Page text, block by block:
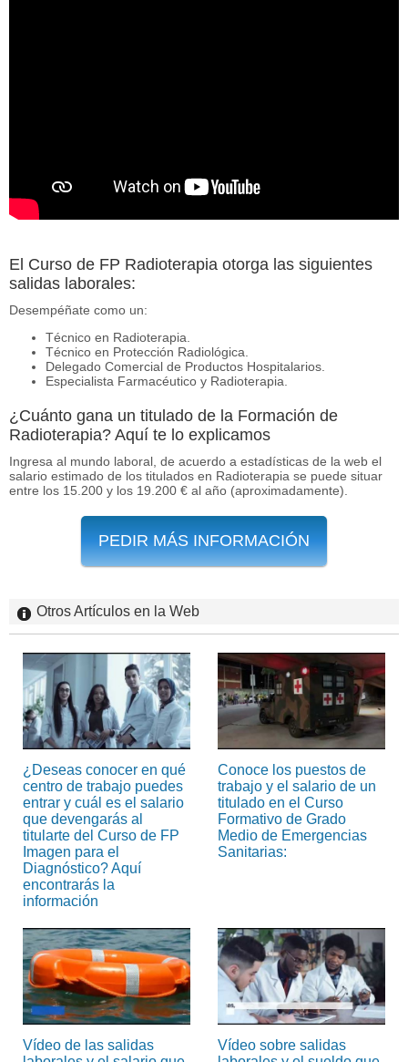
El Curso de FP Radioterapia otorga las siguientes
salidas laborales:
Desempéñate como un:
Técnico en Radioterapia.
Técnico en Protección Radiológica.
Delegado Comercial de Productos Hospitalarios.
Especialista Farmacéutico y Radioterapia.
¿Cuánto gana un titulado de la Formación de
Radioterapia? Aquí te lo explicamos
Ingresa al mundo laboral, de acuerdo a estadísticas de la web el
salario estimado de los titulados en Radioterapia se puede situar
entre los 15.200 y los 19.200 € al año (aproximadamente).
PEDIR MÁS INFORMACIÓN
Otros Artículos en la Web
¿Deseas conocer en qué
centro de trabajo puedes
entrar y cuál es el salario
que devengarás al
titularte del Curso de FP
Imagen para el
Diagnóstico? Aquí
encontrarás la
información
Conoce los puestos de
trabajo y el salario de un
titulado en el Curso
Formativo de Grado
Medio de Emergencias
Sanitarias:
Vídeo de las salidas
Vídeo sobre salidas